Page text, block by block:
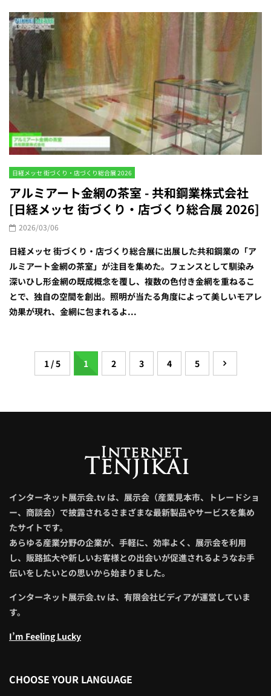
日経メッセ 街づくり・店づくり総合展 2026
アルミアート金網の茶室 - 共和鋼業株式会社
[日経メッセ 街づくり・店づくり総合展 2026]
2026/03/06
日経メッセ 街づくり・店づくり総合展に出展した共和鋼業の「ア
ルミアート金網の茶室」が注目を集めた。フェンスとして馴染み
深いひし形金網の既成概念を覆し、複数の色付き金網を重ねるこ
とで、独自の空間を創出。照明が当たる角度によって美しいモアレ
効果が現れ、金網に包まれるよ...
1 / 5 1 2 3 4 5
インターネット展示会.tv は、展示会（産業見本市、トレードショ
ー、商談会）で披露されるさまざまな最新製品やサービスを集め
たサイトです。
あらゆる産業分野の企業が、手軽に、効率よく、展示会を利用
し、販路拡大や新しいお客様との出会いが促進されるようなお手
伝いをしたいとの思いから始まりました。
インターネット展示会.tv は、有限会社ビディアが運営していま
す。
I’m Feeling Lucky
CHOOSE YOUR LANGUAGE